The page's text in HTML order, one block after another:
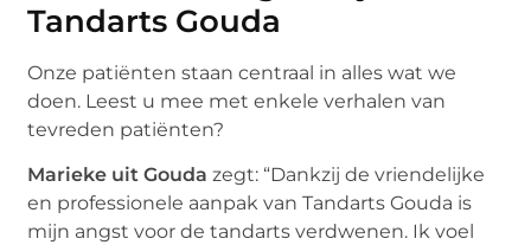
Tandarts Gouda
Onze patiënten staan centraal in alles wat we
doen. Leest u mee met enkele verhalen van
tevreden patiënten?
Marieke uit Gouda zegt: “Dankzij de vriendelijke
en professionele aanpak van Tandarts Gouda is
mijn angst voor de tandarts verdwenen. Ik voel